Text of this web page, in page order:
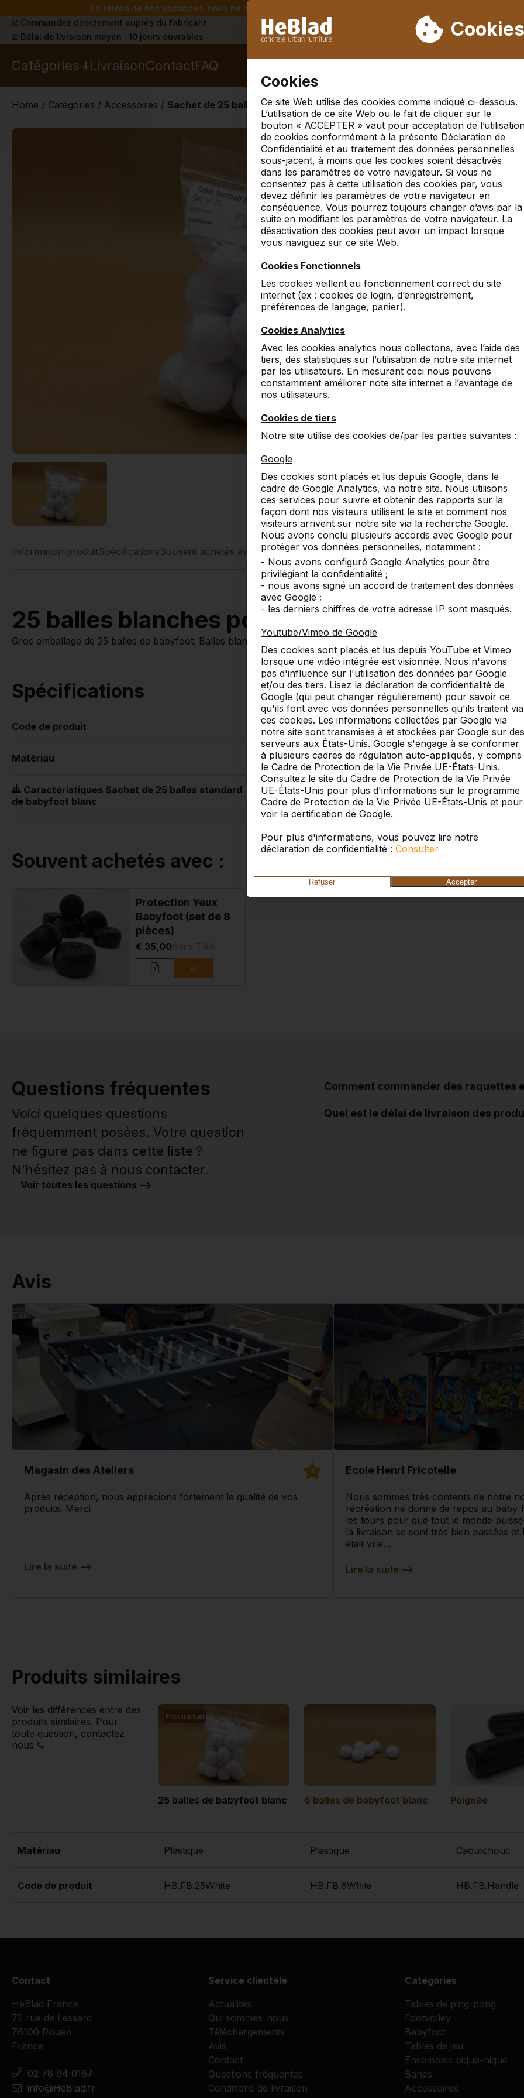
En raison de nos vacances, nous ne livrerons pas de la semaine 31 à la semaine 33. Veuillez donc
Cookies
Cookies
Ce site Web utilise des cookies comme indiqué ci-dessous.
L’utilisation de ce site Web ou le fait de cliquer sur le
bouton « ACCEPTER » vaut pour acceptation de
de cookies conformément à la présente Déclaration de
Confidentialité et au traitement des données personnelles
sous-jacent, à moins que les cookies soient désactivés
dans les paramètres de votre navigateur. Si vous ne
consentez pas à cette utilisation des cookies par, vous
devez définir les paramètres de votre navigateur en
conséquence. Vous pourrez toujours changer d’avis par la
suite en modifiant les paramètres de votre navigateur. La
désactivation des cookies peut avoir un impact lorsque
vous naviguez sur ce site Web.
Cookies Fonctionnels
Les cookies veillent au fonctionnement correct du site
internet (ex : cookies de login, d’enregistrement,
préférences de langage, panier).
Cookies Analytics
Avec les cookies analytics nous collectons, avec l’aide des
tiers, des statistiques sur l’utilisation de notre site internet
par les utilisateurs. En mesurant ceci nous pouvons
constamment améliorer note site internet a l’avantage de
nos utilisateurs.
Cookies de tiers
Notre site utilise des cookies de/par les parties suivantes :
Google
Des cookies sont placés et lus depuis Google, dans le
cadre de Google Analytics, via notre site. Nous utilisons
ces services pour suivre et obtenir des rapports sur la
façon dont nos visiteurs utilisent le site et comment nos
visiteurs arrivent sur notre site via la recherche Google.
Nous avons conclu plusieurs accords avec Google pour
protéger vos données personnelles, notamment :
- Nous avons configuré Google Analytics pour être
privilégiant la confidentialité ;
- nous avons signé un accord de traitement des données
avec Google ;
- les derniers chiffres de votre adresse IP sont masqués.
Youtube/Vimeo de Google
Des cookies sont placés et lus depuis YouTube et Vimeo
lorsque une vidéo intégrée est visionnée. Nous n'avons
pas d'influence sur l'utilisation des données par Google
et/ou des tiers. Lisez la déclaration de confidentialité de
Google (qui peut changer régulièrement) pour savoir ce
qu'ils font avec vos données personnelles qu'ils traitent via
ces cookies. Les informations collectées par Google via
notre site sont transmises à et stockées par Google sur des
serveurs aux États-Unis. Google s'engage à se conformer
à plusieurs cadres de régulation auto-appliqués, y compris
le Cadre de Protection de la Vie Privée UE-États-Unis.
Consultez le site du Cadre de Protection de la Vie Privée
UE-États-Unis pour plus d'informations sur le programme
Cadre de Protection de la Vie Privée UE-États-Unis et pour
voir la certification de Google.
Pour plus d'informations, vous pouvez lire notre
déclaration de confidentialité : Consulter
Refuser Accepter
Commandez directement auprès du fabricant
Déjà plus de 30 000 produits vendus
Délai de livraison moyen : 10 jours ouvrables
Catégories LivraisonContactFAQ
Home / Catégories / Accessoires / Sachet de 25 balles standard de babyfoot blanc
Information produitSpécificationsSouvent achetés avec :AvisProduits similaires
25 balles blanches pour babyfoot
Gros emballage de 25 balles de babyfoot. Balles blanches dures. très utile chaque Babyfoot.
Spécifications
Code de produit HB.FB.25White
Matériau Plastique
Caractéristiques Sachet de 25 balles standard
de babyfoot blanc
Souvent achetés avec :
Protection Yeux
Babyfoot (set de 8
pièces)
€ 35,00
Questions fréquentes
Voici quelques questions
fréquemment posées. Votre question
ne figure pas dans cette liste ?
N’hésitez pas à nous contacter.
Voir toutes les questions -->
Comment commander des raquettes
Quel est le délai de livraison des
Avis
Magasin des Ateliers 10
Après réception, nous apprécions fortement la qualité de vos
produits. Merci
Lire la suite -->
Ecole Henri Fricotelle
Nous sommes très contents de notre
récréation ne donne de repos au
les tours pour que tout le monde
la livraison se sont très bien passées
était vrai…
Lire la suite -->
Produits similaires
Voir les différences entre des
produits similaires. Pour
toute question, contactez
nous
Produit actuel
25 balles de babyfoot blanc 6 balles de babyfoot blanc Poignée
Matériau
Code de produit
Plastique
HB.FB.25White
Plastique
HB.FB.6White
Caoutchouc
HB.FB.Handle
Contact
HeBlad France
72 rue de Lessard
76100 Rouen
France
02 78 84 0187
info@HeBlad.fr
Service clientèle
Actualités
Qui sommes-nous
Téléchargements
Avis
Contact
Questions fréquentes
Conditions de livraison
Catégories
Tables de ping-pong
Footvolley
Babyfoot
Tables de jeu
Ensembles pique-nique
Bancs
Accessoires